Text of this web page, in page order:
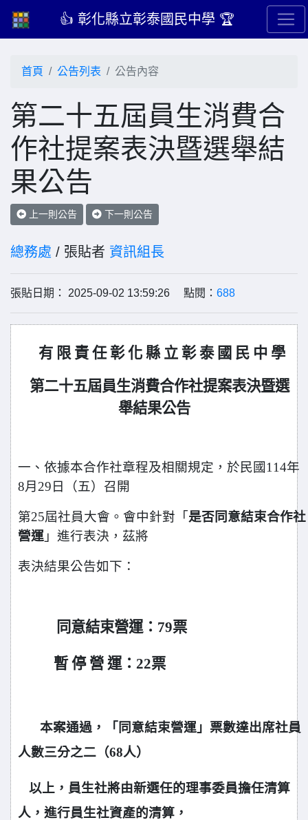
👍 彰化縣立彰泰國民中學 🏆
首頁 公告列表 公告內容
第二十五屆員生消費合
作社提案表決暨選舉結
果公告
上一則公告 下一則公告
總務處 / 張貼者 資訊組長
張貼日期： 2025-09-02 13:59:26 點閱： 688
有 限 責 任 彰 化 縣 立 彰 泰 國 民 中 學
第二十五屆員生消費合作社提案表決暨選
舉結果公告
一、依據本合作社章程及相關規定，於民國114年
8月29日（五）召開
第25屆社員大會。會中針對「 是否同意結束合作社
營運 」進行表決，茲將
表決結果公告如下：
同意結束營運：79票
暫 停 營 運：22票
本案通過，
「同意結束營運」票數達出席社員
人數三分之二（68人）
以上，員生社將由新選任的理事委員擔任清算
人，進行員生社資產的清算，